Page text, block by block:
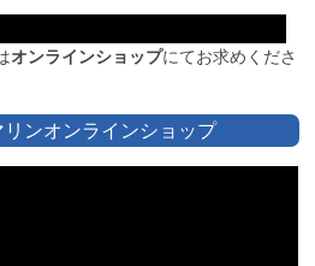
オンラインショップにてお求めくださ
ンオンラインショップ